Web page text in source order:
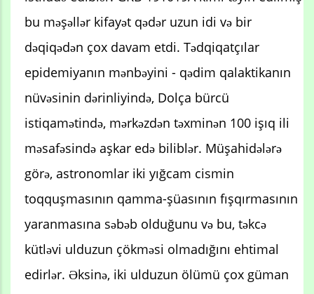
bu məşəllər kifayət qədər uzun idi və bir
dəqiqədən çox davam etdi. Tədqiqatçılar
epidemiyanın mənbəyini - qədim qalaktikanın
nüvəsinin dərinliyində, Dolça bürcü
istiqamətində, mərkəzdən təxminən 100 işıq ili
məsafəsində aşkar edə biliblər. Müşahidələrə
görə, astronomlar iki yığcam cismin
toqquşmasının qamma-şüasının fışqırmasının
yaranmasına səbəb olduğunu və bu, təkcə
kütləvi ulduzun çökməsi olmadığını ehtimal
edirlər. Əksinə, iki ulduzun ölümü çox güman